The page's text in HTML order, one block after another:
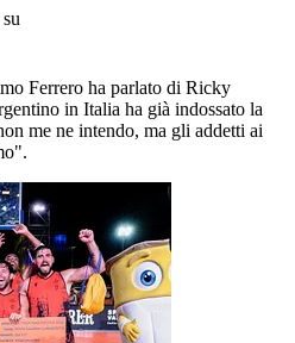
Ferrero ha parlato di Ricky
in Italia ha già indossato la
me ne intendo, ma gli addetti ai